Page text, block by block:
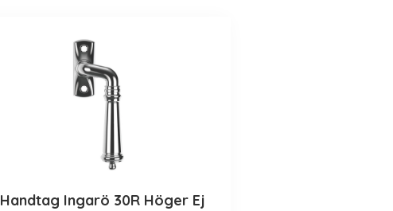
Handtag Ingarö 30R Höger Ej